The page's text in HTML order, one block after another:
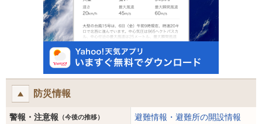
防災情報
警報・注意報 （今後の推移） 避難情報・避難所の開設情報